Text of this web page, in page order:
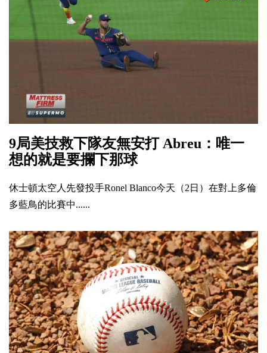
9局美技救下隊友無安打 Abreu：唯一
想的就是要攔下那球
休士頓太空人先發投手Ronel Blanco今天（2日）在對上多倫
多藍鳥的比賽中......